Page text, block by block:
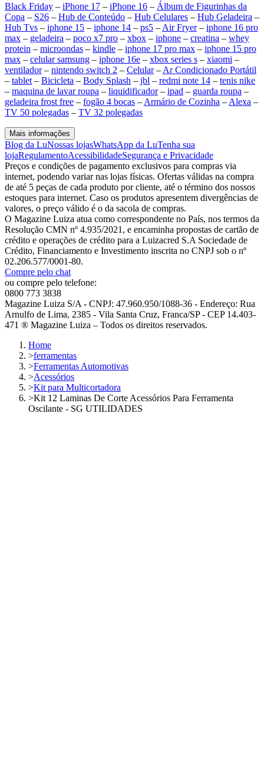
Black Friday – iPhone 17 – iPhone 16 – Álbum de Figurinhas da
Copa – S26 – Hub de Conteúdo – Hub Celulares – Hub Geladeira –
Hub Tvs – iphone 15 – iphone 14 – ps5 – Air Fryer– iphone 16 pro
max – geladeira – poco x7 pro – xbox – iphone – creatina – whey
protein – microondas – kindle – iphone 17 pro max – iphone 15 pro
max – celular samsung – iphone 16e – xbox series s – xiaomi –
ventilador– nintendo switch 2 – Celular– Ar Condicionado Portátil
– tablet – Bicicleta – Body Splash – jbl – redmi note 14 – tenis nike
– maquina de lavar roupa – liquidificador– ipad – guarda roupa –
geladeira frost free – fogão 4 bocas – Armário de Cozinha – Alexa –
TV 50 polegadas – TV 32 polegadas
Mais informações
Blog da LuNossas lojasWhatsApp da LuTenha sua
lojaRegulamentoAcessibilidadeSegurança e Privacidade
Preços e condições de pagamento exclusivos para compras via
internet, podendo variar nas lojas físicas. Ofertas válidas na compra
de até 5 peças de cada produto por cliente, até o término dos nossos
estoques para internet. Caso os produtos apresentem divergências de
valores, o preço válido é o da sacola de compras.
O Magazine Luiza atua como correspondente no País, nos termos da
Resolução CMN nº 4.935/2021, e encaminha propostas de cartão de
crédito e operações de crédito para a Luizacred S.A Sociedade de
Crédito, Financiamento e Investimento inscrita no CNPJ sob o nº
02.206.577/0001-80.
Compre pelo chat
ou compre pelo telefone:
0800 773 3838
Magazine Luiza S/A - CNPJ: 47.960.950/1088-36 - Endereço: Rua
Arnulfo de Lima, 2385 - Vila Santa Cruz, Franca/SP - CEP 14.403-
471 ® Magazine Luiza – Todos os direitos reservados.
Home
>ferramentas
>Ferramentas Automotivas
>Acessórios
>Kit para Multicortadora
>Kit 12 Laminas De Corte Acessórios Para Ferramenta
Oscilante - SG UTILIDADES